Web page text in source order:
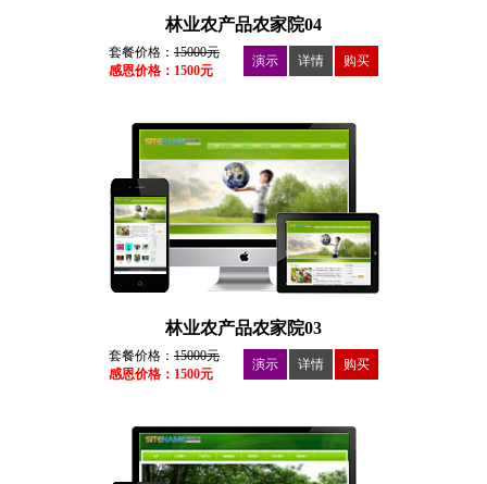
林业农产品农家院04
套餐价格： 15000元
感恩价格：1500元
演示 详情 购买
林业农产品农家院03
套餐价格： 15000元
感恩价格：1500元
演示 详情 购买